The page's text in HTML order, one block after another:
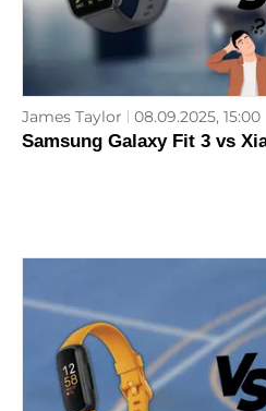
James Taylor 08.09.2025, 15:00
Samsung Galaxy Fit 3 vs